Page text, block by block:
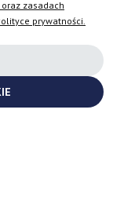
zasadach
prywatności.